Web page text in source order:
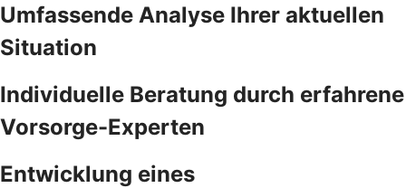
Umfassende Analyse Ihrer aktuellen
Situation
Individuelle Beratung durch erfahrene
Vorsorge-Experten
Entwicklung eines